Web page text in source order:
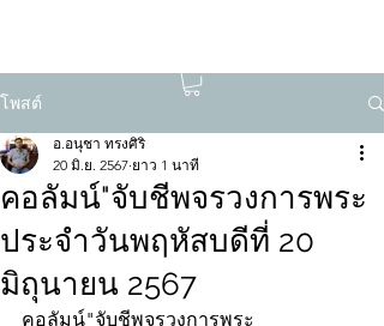
โพสต์
คอลัมน์"จับชีพจรวงการพระ
ประจำวันพฤหัสบดีที่ 20
มิถุนายน 2567
อ.อนุชา ทรงศิริ
20 มิ.ย. 2567 ยาว 1 นาที
คอลัมน์"จับชีพจรวงการพระ